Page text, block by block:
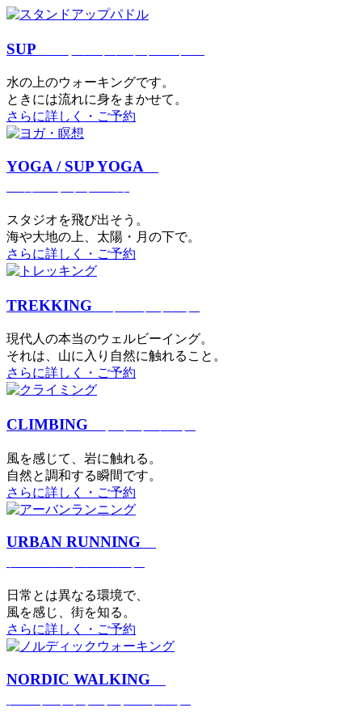
SUP
⽔の上のウォーキングです。
ときには流れに身をまかせて。
さらに詳しく・ご予約
YOGA / SUP YOGA
スタジオを⾶び出そう。
海や大地の上、太陽・⽉の下で。
さらに詳しく・ご予約
TREKKING
現代⼈の本当のウェルビーイング。
それは、⼭に⼊り⾃然に触れること。
さらに詳しく・ご予約
CLIMBING
⾵を感じて、岩に触れる。
⾃然と調和する瞬間です。
さらに詳しく・ご予約
URBAN RUNNING
日常とは異なる環境で、
風を感じ、街を知る。
さらに詳しく・ご予約
NORDIC WALKING